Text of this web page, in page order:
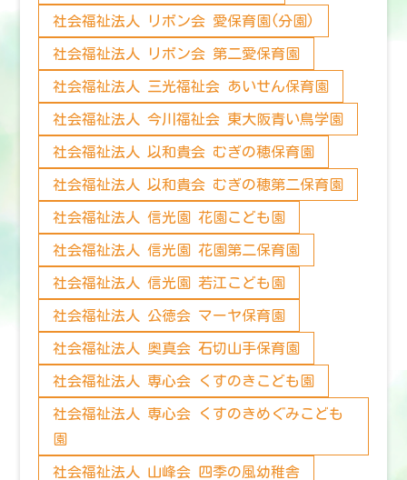
社会福祉法人 リボン会 愛保育園(分園)
社会福祉法人 リボン会 第二愛保育園
社会福祉法人 三光福祉会 あいせん保育園
社会福祉法人 今川福祉会 東大阪青い鳥学園
社会福祉法人 以和貴会 むぎの穂保育園
社会福祉法人 以和貴会 むぎの穂第二保育園
社会福祉法人 信光園 花園こども園
社会福祉法人 信光園 花園第二保育園
社会福祉法人 信光園 若江こども園
社会福祉法人 公徳会 マーヤ保育園
社会福祉法人 奥真会 石切山手保育園
社会福祉法人 専心会 くすのきこども園
社会福祉法人 専心会 くすのきめぐみこども
園
社会福祉法人 山峰会 四季の風幼稚舎